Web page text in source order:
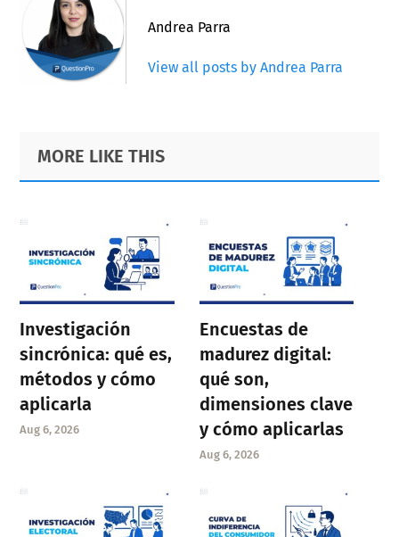
Andrea Parra
View all posts by Andrea Parra
Primary
Sidebar
Footer
MORE LIKE THIS
Investigación
sincrónica: qué es,
métodos y cómo
aplicarla
Aug 6, 2026
Encuestas de
madurez digital:
qué son,
dimensiones clave
y cómo aplicarlas
Aug 6, 2026